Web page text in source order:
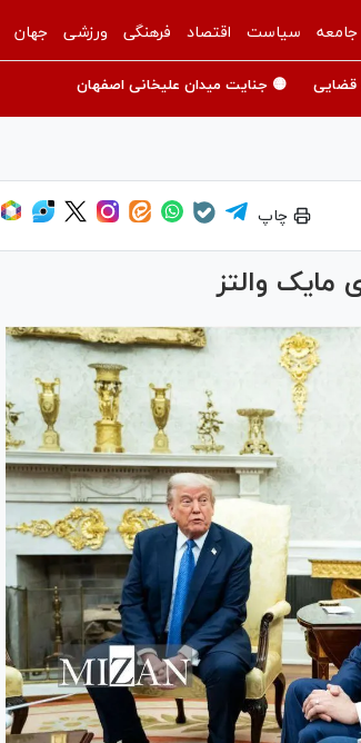
جامعه سیاست اقتصاد فرهنگی ورزشی جهان
قضایی 🟡 جنایت میدان علیخانی اصفهان
چاپ
مایک والتز